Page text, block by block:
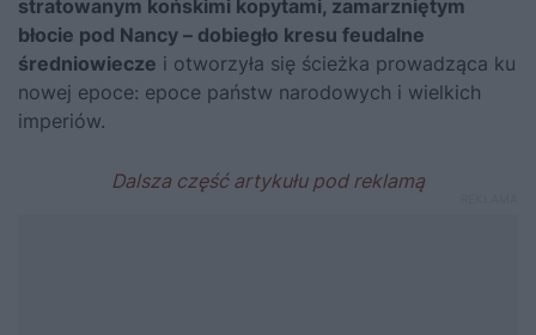
stratowanym końskimi kopytami, zamarzniętym
błocie pod Nancy – dobiegło kresu feudalne
średniowiecze i otworzyła się ścieżka prowadząca ku
nowej epoce: epoce państw narodowych i wielkich
imperiów.